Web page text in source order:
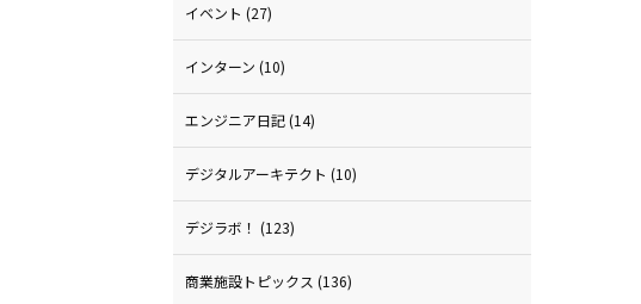
イベント (27)
インターン (10)
エンジニア日記(14)
デジタルアーキテクト (10)
デジラボ！ (123)
商業施設トピックス (136)